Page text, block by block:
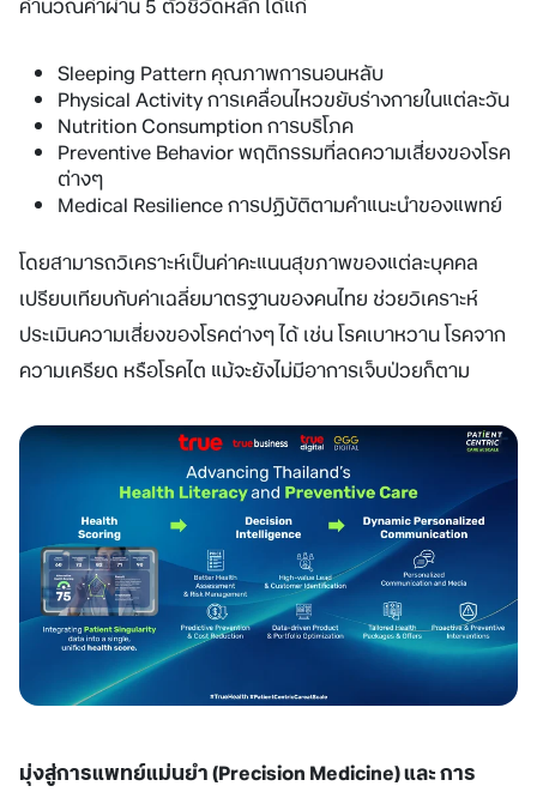
คำนวณค่าผ่าน 5 ตัวชี้วัดหลัก ได้แก่
Sleeping Pattern คุณภาพการนอนหลับ
Physical Activity การเคลื่อนไหวขยับร่างกายในแต่ละวัน
Nutrition Consumption การบริโภค
Preventive Behavior พฤติกรรมที่ลดความเสี่ยงของโรค
ต่างๆ
Medical Resilience การปฏิบัติตามคำแนะนำของแพทย์
โดยสามารถวิเคราะห์เป็นค่าคะแนนสุขภาพของแต่ละบุคคล
เปรียบเทียบกับค่าเฉลี่ยมาตรฐานของคนไทย ช่วยวิเคราะห์
ประเมินความเสี่ยงของโรคต่างๆ ได้ เช่น โรคเบาหวาน โรคจาก
ความเครียด หรือโรคไต แม้จะยังไม่มีอาการเจ็บป่วยก็ตาม
มุ่งสู่การแพทย์แม่นยำ (Precision Medicine) และ การ